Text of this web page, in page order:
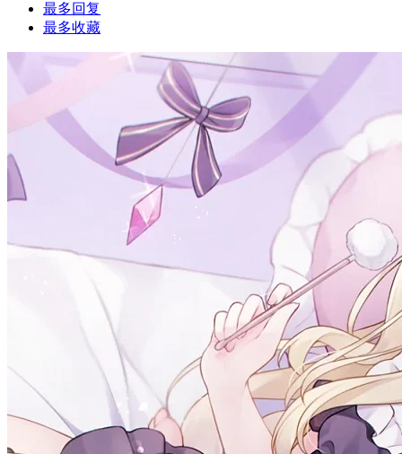
最多回复
最多收藏